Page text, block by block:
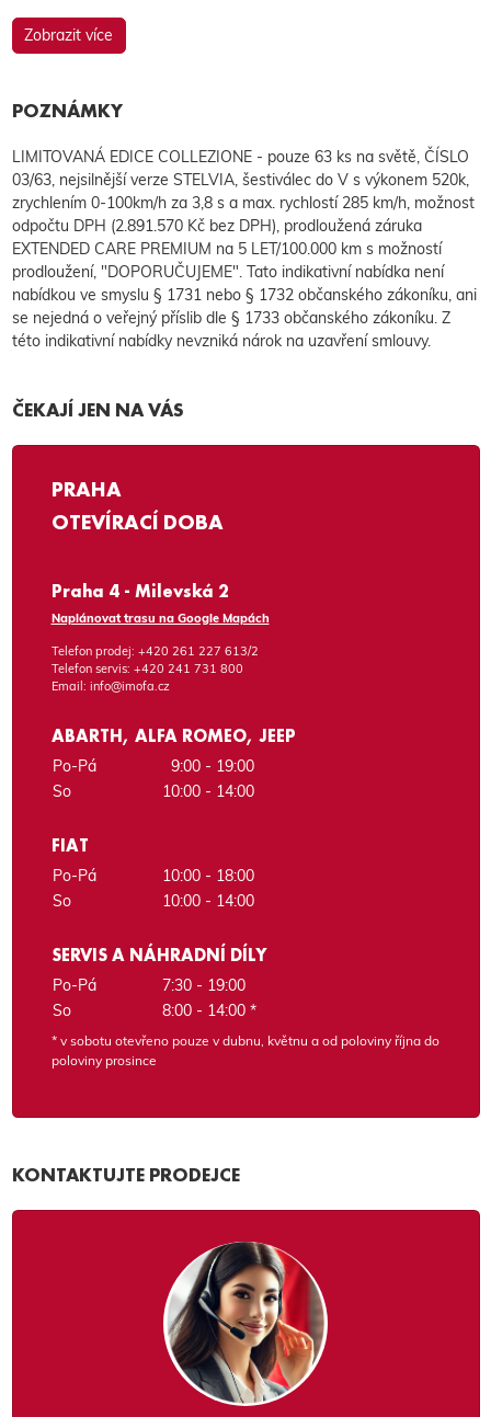
Zobrazit více
POZNÁMKY
LIMITOVANÁ EDICE COLLEZIONE - pouze 63 ks na světě, ČÍSLO
03/63, nejsilnější verze STELVIA, šestiválec do V s výkonem 520k,
zrychlením 0-100km/h za 3,8 s a max. rychlostí 285 km/h, možnost
odpočtu DPH (2.891.570 Kč bez DPH), prodloužená záruka
EXTENDED CARE PREMIUM na 5 LET/100.000 km s možností
prodloužení, "DOPORUČUJEME". Tato indikativní nabídka není
nabídkou ve smyslu § 1731 nebo § 1732 občanského zákoníku, ani
se nejedná o veřejný příslib dle § 1733 občanského zákoníku. Z
této indikativní nabídky nevzniká nárok na uzavření smlouvy.
ČEKAJÍ JEN NA VÁS
PRAHA
OTEVÍRACÍ DOBA
Praha 4 - Milevská 2
Naplánovat trasu na Google Mapách
Telefon prodej: +420 261 227 613/2
Telefon servis: +420 241 731 800
Email: info@imofa.cz
ABARTH, ALFA ROMEO, JEEP
Po-Pá
9:00 - 19:00
So
10:00 - 14:00
FIAT
Po-Pá
10:00 - 18:00
So
10:00 - 14:00
SERVIS A NÁHRADNÍ DÍLY
Po-Pá
7:30 - 19:00
So
8:00 - 14:00 *
* v sobotu otevřeno pouze v dubnu, květnu a od poloviny října do
poloviny prosince
KONTAKTUJTE PRODEJCE